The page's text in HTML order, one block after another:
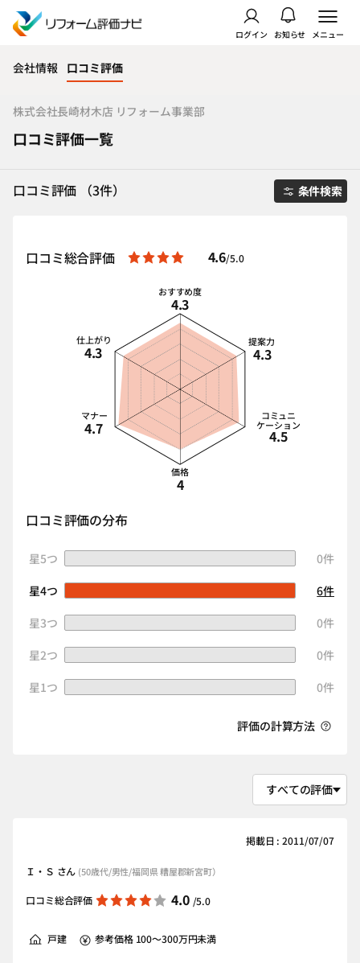
ログイン お知らせ メニュー
会社情報 口コミ評価
株式会社長崎材木店 リフォーム事業部
口コミ評価一覧
口コミ評価 （3件） 条件検索
口コミ総合評価 4.6/5.0
おすすめ度
4.3
提案力
4.3
コミュニ
ケーション
4.5
価格
4
マナー
4.7
仕上がり
4.3
口コミ評価の分布
星5つ
0件
星4つ
6件
星3つ
0件
星2つ
0件
星1つ
0件
評価の計算方法
掲載日 : 2011/07/07
Ｉ・Ｓ さん (50歳代/男性/福岡県 糟屋郡新宮町）
口コミ総合評価 4.0 /5.0
戸建 参考価格 100～300万円未満